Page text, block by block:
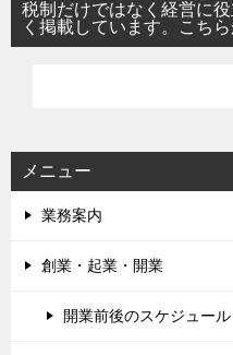
税制だけではなく経営に
く掲載しています。こち
メニュー
業務案内
創業・起業・開業
開業前後のスケジュール